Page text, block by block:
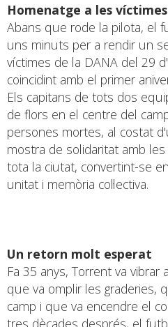
Homenatge a les
Abans que rode la pilota, el
uns minuts per a rendir un
víctimes de la DANA del 29
coincidint amb el primer
Els capitans de tots dos
de flors en el centre del
persones mortes, al costat
mostra de solidaritat amb
tota la ciutat, convertint-se
unitat i memòria col·lectiva.
Un retorn molt esperat
Fa 35 anys, Torrent va
que va omplir les graderies,
camp i que va encendre el
tres dècades després, el